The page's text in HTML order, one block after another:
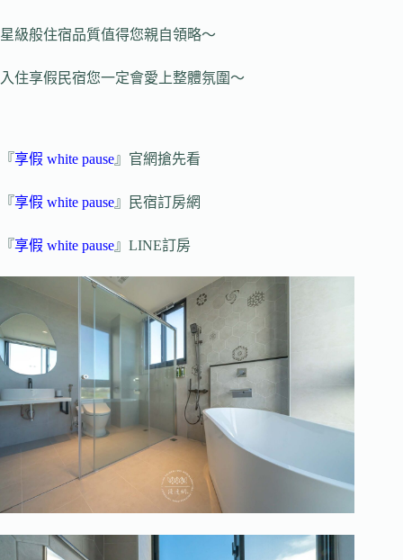
星級般住宿品質值得您親自領略～
入住享假民宿您一定會愛上整體氛圍～
『享假 white pause』官網搶先看
『享假 white pause』民宿訂房網
『享假 white pause』LINE訂房